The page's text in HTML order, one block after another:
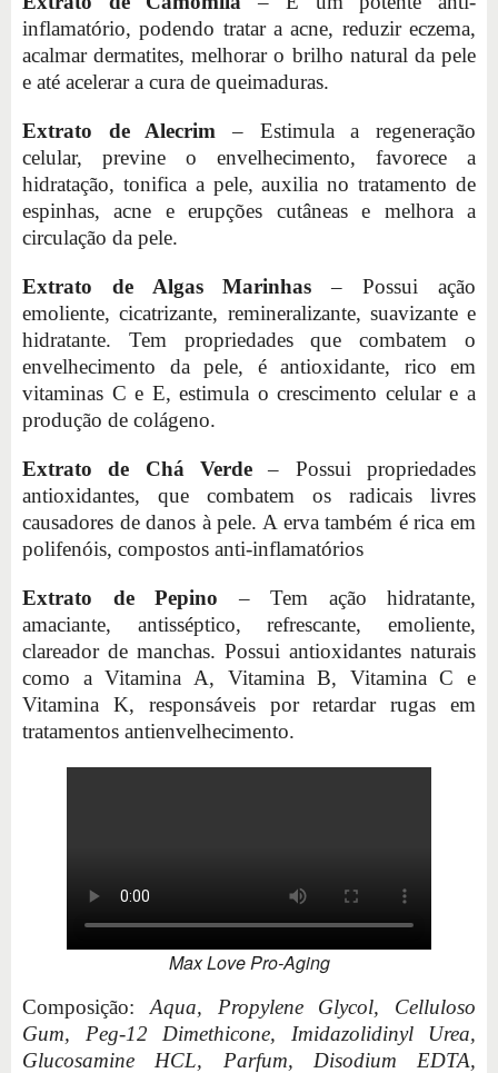
inflamatório, podendo tratar a acne, reduzir eczema,
acalmar dermatites, melhorar o brilho natural da pele
e até acelerar a cura de queimaduras.
Extrato de Alecrim – Estimula a regeneração
celular, previne o envelhecimento, favorece a
hidratação, tonifica a pele, auxilia no tratamento de
espinhas, acne e erupções cutâneas e melhora a
circulação da pele.
Extrato de Algas Marinhas – Possui ação
emoliente, cicatrizante, remineralizante, suavizante e
hidratante. Tem propriedades que combatem o
envelhecimento da pele, é antioxidante, rico em
vitaminas C e E, estimula o crescimento celular e a
produção de colágeno.
Extrato de Chá Verde – Possui propriedades
antioxidantes, que combatem os radicais livres
causadores de danos à pele. A erva também é rica em
polifenóis, compostos anti-inflamatórios
Extrato de Pepino – Tem ação hidratante,
amaciante, antisséptico, refrescante, emoliente,
clareador de manchas. Possui antioxidantes naturais
como a Vitamina A, Vitamina B, Vitamina C e
Vitamina K, responsáveis por retardar rugas em
tratamentos antienvelhecimento.
Max Love Pro-Aging
Composição: Aqua, Propylene Glycol, Celluloso
Gum, Peg-12 Dimethicone, Imidazolidinyl Urea,
Glucosamine HCL, Parfum, Disodium EDTA,